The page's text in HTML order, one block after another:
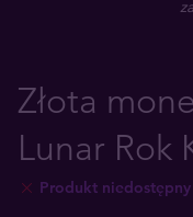
Złota
Lunar Rok
Produkt niedostępny